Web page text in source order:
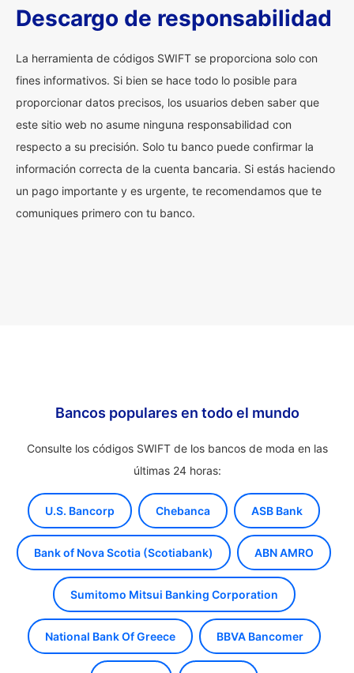
Descargo de responsabilidad
La herramienta de códigos SWIFT se proporciona solo con
fines informativos. Si bien se hace todo lo posible para
proporcionar datos precisos, los usuarios deben saber que
este sitio web no asume ninguna responsabilidad con
respecto a su precisión. Solo tu banco puede confirmar la
información correcta de la cuenta bancaria. Si estás haciendo
un pago importante y es urgente, te recomendamos que te
comuniques primero con tu banco.
Bancos populares en todo el mundo
Consulte los códigos SWIFT de los bancos de moda en las
últimas 24 horas:
U.S. Bancorp Chebanca ASB Bank
Bank of Nova Scotia (Scotiabank) ABN AMRO
Sumitomo Mitsui Banking Corporation
National Bank Of Greece BBVA Bancomer